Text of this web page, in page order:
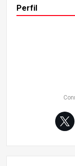
condiciones
emon Slayer:
onio, uno debe
er que su
estas dos
o en demonio.
ersona se
so los
mporalmente la
emplo, el
partir su sangre
Perfil